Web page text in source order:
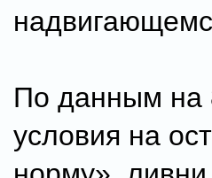
По данным на
условия на